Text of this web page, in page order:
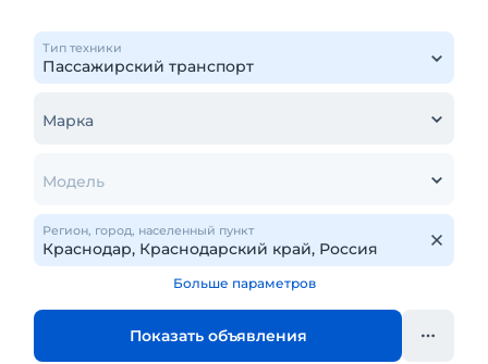
Тип техники
Марка
Модель
Регион, город, населенный пункт
Больше параметров
Показать объявления